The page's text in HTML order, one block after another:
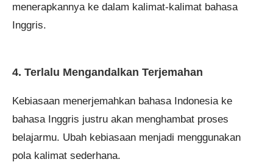
menerapkannya ke dalam kalimat-kalimat bahasa
Inggris.
4. Terlalu Mengandalkan Terjemahan
Kebiasaan menerjemahkan bahasa Indonesia ke
bahasa Inggris justru akan menghambat proses
belajarmu. Ubah kebiasaan menjadi menggunakan
pola kalimat sederhana.